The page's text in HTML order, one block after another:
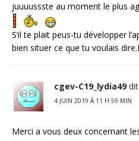
juuuussste au moment le plus
S’il te plait peus-tu développer
bien situer ce que tu voulais
cgev-C19_lydia49
4 JUIN 2019 À 11 H 59 MIN
Merci a vous deux concernant